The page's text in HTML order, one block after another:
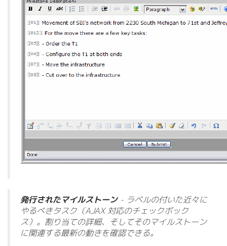
発行されたマイルストーン - ラベルの付いた近々に
やるべきタスク（AJAX 対応のチェックボック
ス）。割り当ての詳細、そしてそのマイルストーン
に関連する最新の動きを確認できる。